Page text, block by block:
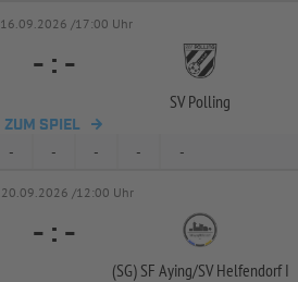
16.09.2026 /17:00 Uhr
- : -
SV Polling
ZUM SPIEL
- - - - -
20.09.2026 /12:00 Uhr
- : -
(SG) SF Aying/SV Helfendorf I